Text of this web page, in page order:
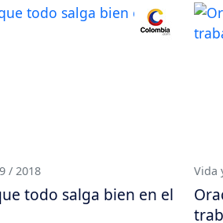
/ 2018
todo salga bien en el
Vida